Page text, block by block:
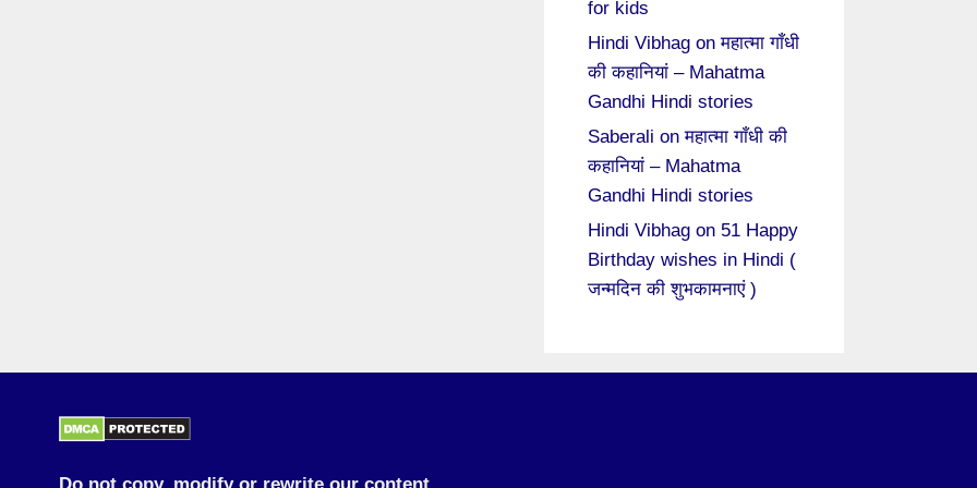
for kids
Hindi Vibhag onमहात्मा गाँधी
की कहानियां – Mahatma
Gandhi Hindi stories
Saberali onमहात्मा गाँधी की
कहानियां – Mahatma
Gandhi Hindi stories
Hindi Vibhag on 51 Happy
Birthday wishes in Hindi (
जन्मदिन की शुभकामनाएं )